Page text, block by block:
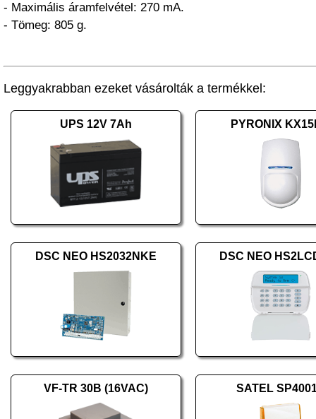
- Maximális áramfelvétel: 270 mA.
- Tömeg: 805 g.
Leggyakrabban ezeket vásárolták a termékkel:
UPS 12V 7Ah PYRONIX
DSC NEO HS2032NKE DSC NEO
VF-TR 30B (16VAC) SATEL